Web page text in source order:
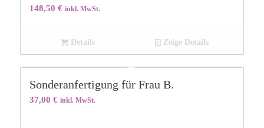
148,50 € inkl. MwSt.
Details Zeige Details
Sonderanfertigung für Frau B.
37,00 € inkl. MwSt.